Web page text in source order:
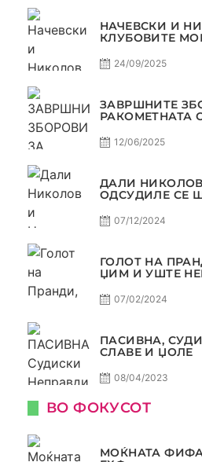
НАЧЕВСКИ И
КЛУБОВИТЕ
С5Е2 ПАСИВНА
24/09/2025
ЗАВРШНИТЕ
РАКОМЕТНАТА
С4Е11
12/06/2025
ДАЛИ
ОДСУДИЛЕ СЕ
07/12/2024
ГОЛОТ НА
ЏИМ И УШТЕ
САМО РАКОМЕТ
07/02/2024
ПАСИВНА,
СЛАВЕ И ЏОЛЕ
08/04/2023
ВО ФОКУСОТ
МОЌНАТА